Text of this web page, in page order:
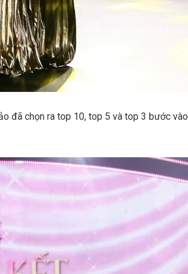
đã chọn ra top 10, top 5 và top 3 bước vào